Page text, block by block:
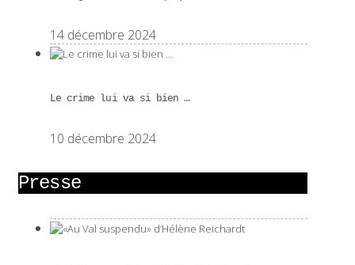
14 décembre 2024
Le crime lui va si bien …
10 décembre 2024
Presse